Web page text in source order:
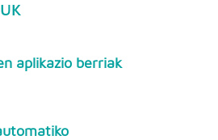
aplikazio berriak